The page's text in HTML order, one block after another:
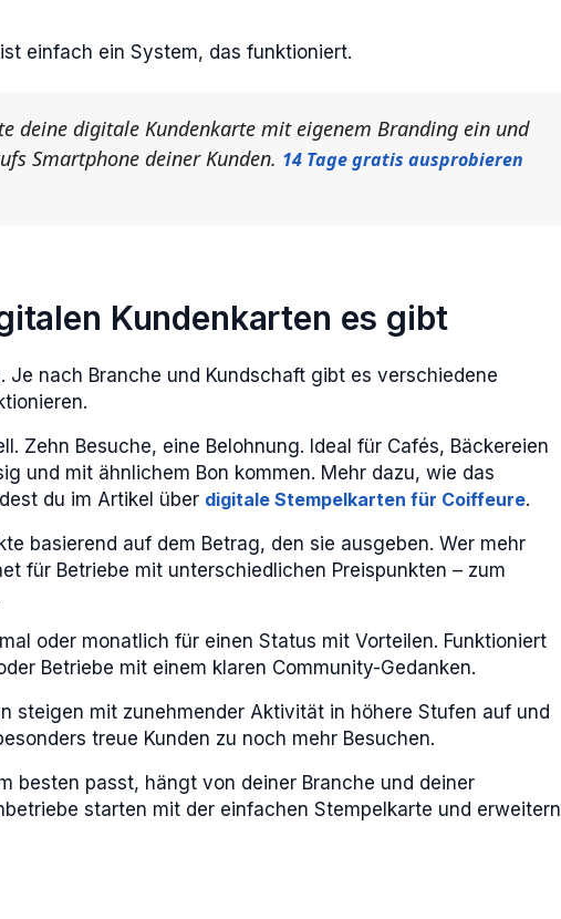
einfach ein System, das funktioniert.
deine digitale Kundenkarte mit eigenem Branding ein und
Smartphone deiner Kunden. 14 Tage gratis ausprobieren
Kundenkarten es gibt
Je nach Branche und Kundschaft gibt es verschiedene
Zehn Besuche, eine Belohnung. Ideal für Cafés, Bäckereien
und mit ähnlichem Bon kommen. Mehr dazu, wie das
du im Artikel über digitale Stempelkarten für Coiffeure.
basierend auf dem Betrag, den sie ausgeben. Wer mehr
für Betriebe mit unterschiedlichen Preispunkten – zum
oder monatlich für einen Status mit Vorteilen. Funktioniert
Betriebe mit einem klaren Community-Gedanken.
steigen mit zunehmender Aktivität in höhere Stufen auf und
treue Kunden zu noch mehr Besuchen.
besten passt, hängt von deiner Branche und deiner
starten mit der einfachen Stempelkarte und erweitern